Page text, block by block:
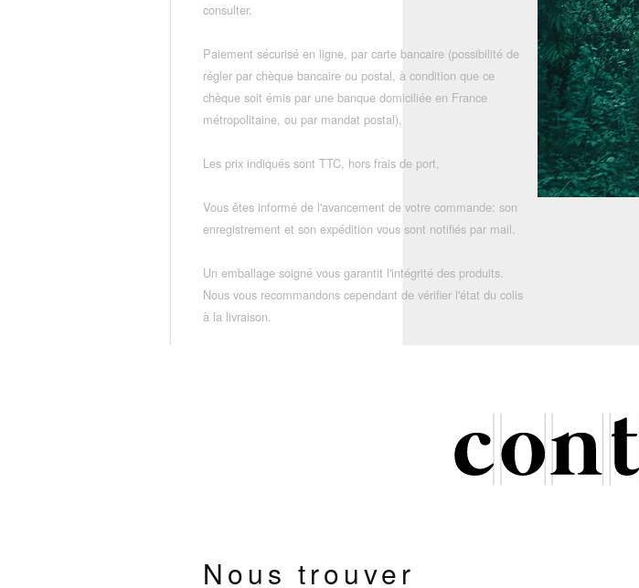
consulter.
Paiement sécurisé en ligne, par carte bancaire (possibilité de
régler par chèque bancaire ou postal, à condition que ce
chèque soit émis par une banque domiciliée en France
métropolitaine, ou par mandat postal),
Les prix indiqués sont TTC, hors frais de port,
Vous êtes informé de l'avancement de votre commande: son
enregistrement et son expédition vous sont notifiés par mail.
Un emballage soigné vous garantit l'intégrité des produits.
Nous vous recommandons cependant de vérifier l'état du colis
à la livraison.
Nous trouver